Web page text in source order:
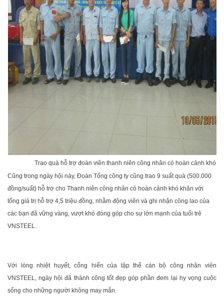
Trao quà hỗ trợ đoàn viên thanh niên công nhân có hoàn cảnh khó
Cũng trong ngày hội này, Đoàn Tổng công ty cũng trao 9 suất quà (500.000
đồng/suất) hỗ trợ cho Thanh niên công nhân có hoàn cảnh khó khăn với
tổng giá trị hỗ trợ 4,5 triệu đồng, nhằm động viên và ghi nhận công lao của
các bạn đã vững vàng, vượt khó đóng góp cho sự lớn mạnh của tuổi trẻ
VNSTEEL.
Với lòng nhiệt huyết, cống hiến của tập thể cán bộ công nhân viên
VNSTEEL, ngày hội đã thành công tốt đẹp góp phần đem lại hy vọng cuộc
sống cho những người không may mắn.